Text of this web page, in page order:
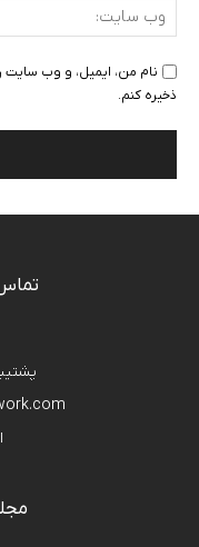
نام من، ایمیل، و وب سایت
ذخیره کنم.